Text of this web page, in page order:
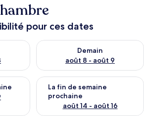
pour ces dates
ce soir août 7 - août 8
Demain
août 8 - août 9
Vérifier la disponibilité pour
pour cette fin de semaine août 7 -
La fin de semaine
prochaine
août 14 - août 16
Vérifier la disponibilité pour